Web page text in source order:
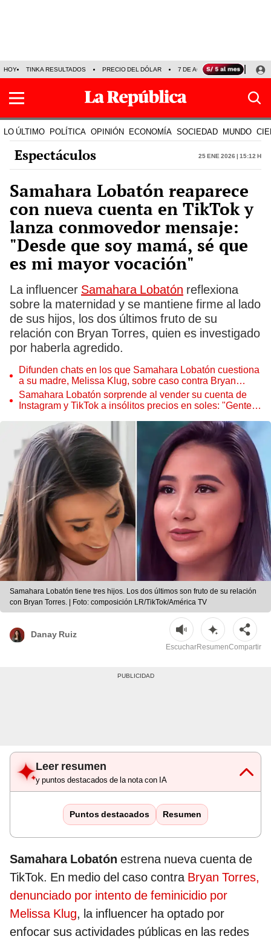
HOY TINKA RESULTADOS PRECIO DEL DÓLAR 7 DE AGOSTO OLLANTA
LO ÚLTIMO POLÍTICA OPINIÓN ECONOMÍA SOCIEDAD MUNDO
Espectáculos 25 Ene 2026 | 15:12 h
Samahara Lobatón reaparece
con nueva cuenta en TikTok y
lanza conmovedor mensaje:
"Desde que soy mamá, sé que
es mi mayor vocación"
La influencer Samahara Lobatón reflexiona
sobre la maternidad y se mantiene firme al lado
de sus hijos, los dos últimos fruto de su
relación con Bryan Torres, quien es investigado
por haberla agredido.
Difunden chats en los que Samahara Lobatón cuestiona
a su madre, Melissa Klug, sobre caso contra Bryan
Torres: "Está haciendo su show"
Samahara Lobatón sorprende al vender su cuenta de
Instagram y TikTok a insólitos precios en soles: "Gente
Samahara Lobatón tiene tres hijos. Los dos últimos son fruto de su relación
con Bryan Torres. | Foto: composición LR/TikTok/América TV
Danay Ruiz
EscucharResumenCompartir
Leer resumen
y puntos destacados de la nota con IA
Puntos destacados Resumen
Samahara Lobatón estrena nueva cuenta de
TikTok. En medio del caso contra Bryan Torres,
denunciado por intento de feminicidio por
Melissa Klug, la influencer ha optado por
enfocar sus actividades públicas en las redes